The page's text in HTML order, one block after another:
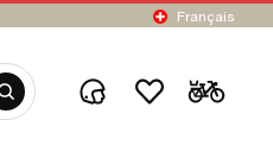
Français